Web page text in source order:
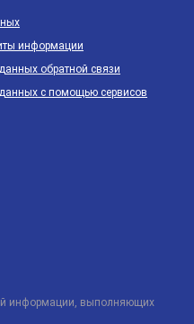
информации
обратной связи
с помощью сервисов
информации, выполняющих